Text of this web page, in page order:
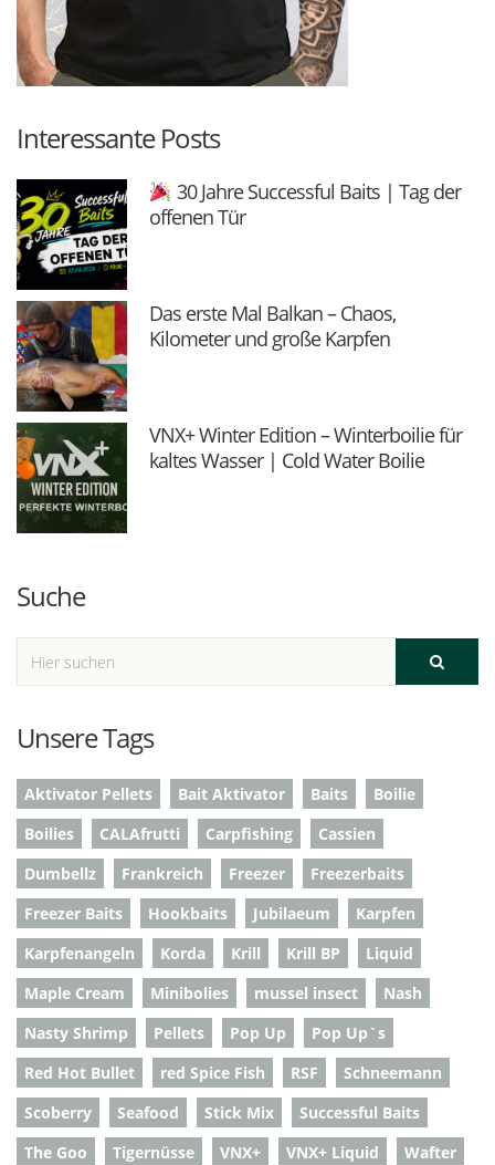
Interessante Posts
30 Jahre Successful Baits | Tag der
offenen Tür
Das erste Mal Balkan – Chaos,
Kilometer und große Karpfen
VNX+ Winter Edition – Winterboilie für
kaltes Wasser | Cold Water Boilie
Suche
Unsere Tags
Aktivator Pellets Bait Aktivator Baits
Boilie
Boilies
CALAfrutti Carpfishing
Cassien
Dumbellz
Frankreich Freezer
Freezerbaits
Freezer Baits
Hookbaits Jubilaeum
Karpfen
Karpfenangeln
Korda Krill Krill BP
Liquid
Maple Cream
Minibolies mussel insect
Nash
Nasty Shrimp
Pellets Pop Up
Pop Up`s
Red Hot Bullet
red Spice Fish RSF
Schneemann
Scoberry
Seafood Stick Mix
Successful Baits
The Goo
Tigernüsse VNX+ VNX+ Liquid
Wafter